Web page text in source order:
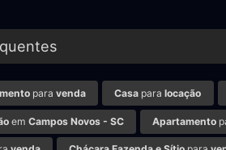
para venda Casa paralocação
em Campos Novos - SC Apartamento